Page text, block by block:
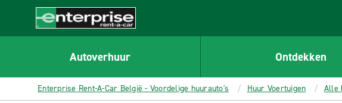
CONTENT
Enterprise
Autoverhuur Ontdekken
Enterprise Rent-A-Car België - Voordelige huurauto's Huur Voertuigen Alle